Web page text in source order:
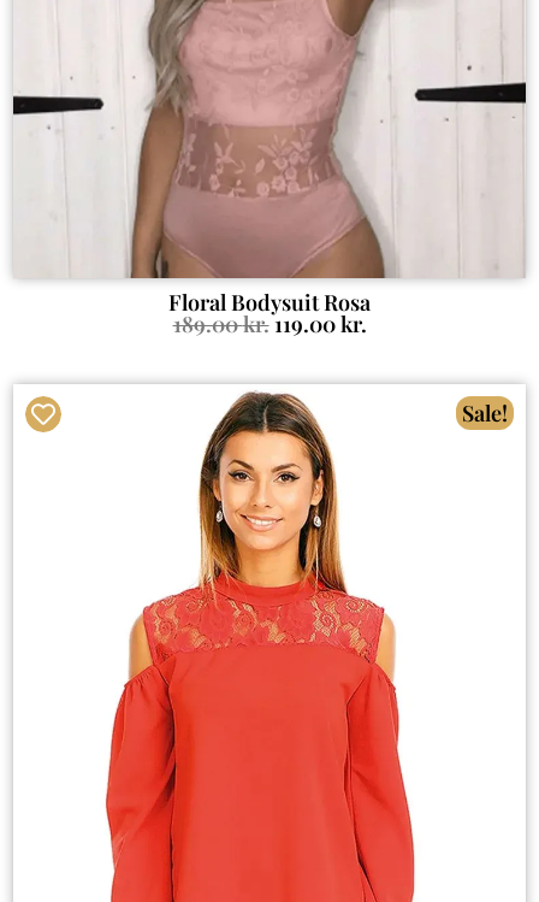
Floral Bodysuit Rosa
189.00kr.119.00kr.
Sale!